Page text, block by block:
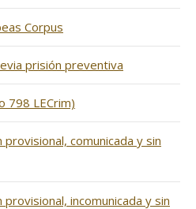
Corpus
prisión preventiva
798 LECrim)
comunicada y sin
incomunicada y sin